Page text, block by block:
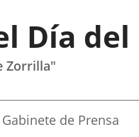
Día
Zorrilla"
Fuente
Gabinete de Prensa